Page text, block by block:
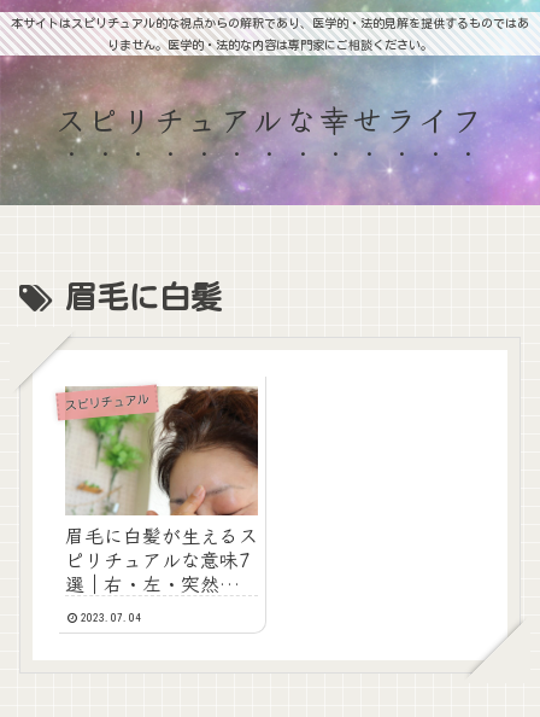
本サイトはスピリチュアル的な視点からの解釈であり、医学的・法的見解を提供するものではあ
りません。医学的・法的な内容は専門家にご相談ください。
スピリチュアルな幸せライフ
眉毛に白髪
スピリチュアル
眉毛に白髪が生えるス
ピリチュアルな意味7
選｜右・左・突然生え
た時のメッセージを解
説2023.07.04